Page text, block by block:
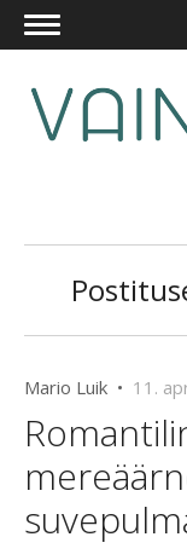
Mario Luik • 11.